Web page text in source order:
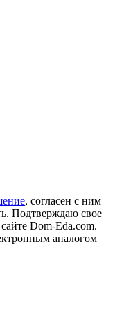
, согласен с ним
Подтверждаю свое
Dom-Eda.com.
аналогом